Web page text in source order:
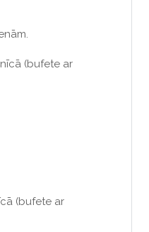
(bufete ar
(bufete ar